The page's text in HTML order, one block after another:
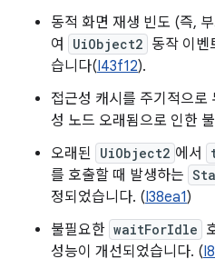
동적 화면 재생 빈도 (즉,
여
UiObject2 동작 이벤
습니다(I43f12).
접근성 캐시를 주기적으로
성 노드 오래됨으로 인한
오래된 UiObject2 에서
를 호출할 때 발생하는
정되었습니다. (I38ea1)
불필요한 waitForIdle
성능이 개선되었습니다. (